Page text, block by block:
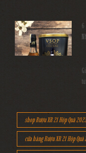
shop Rượu XR 21 Hộp Quà
cửa hàng Rượu XR 21 Hộp